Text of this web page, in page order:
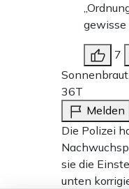
gewisse
7
36T
Melden
Die Polizei
sie die
unten